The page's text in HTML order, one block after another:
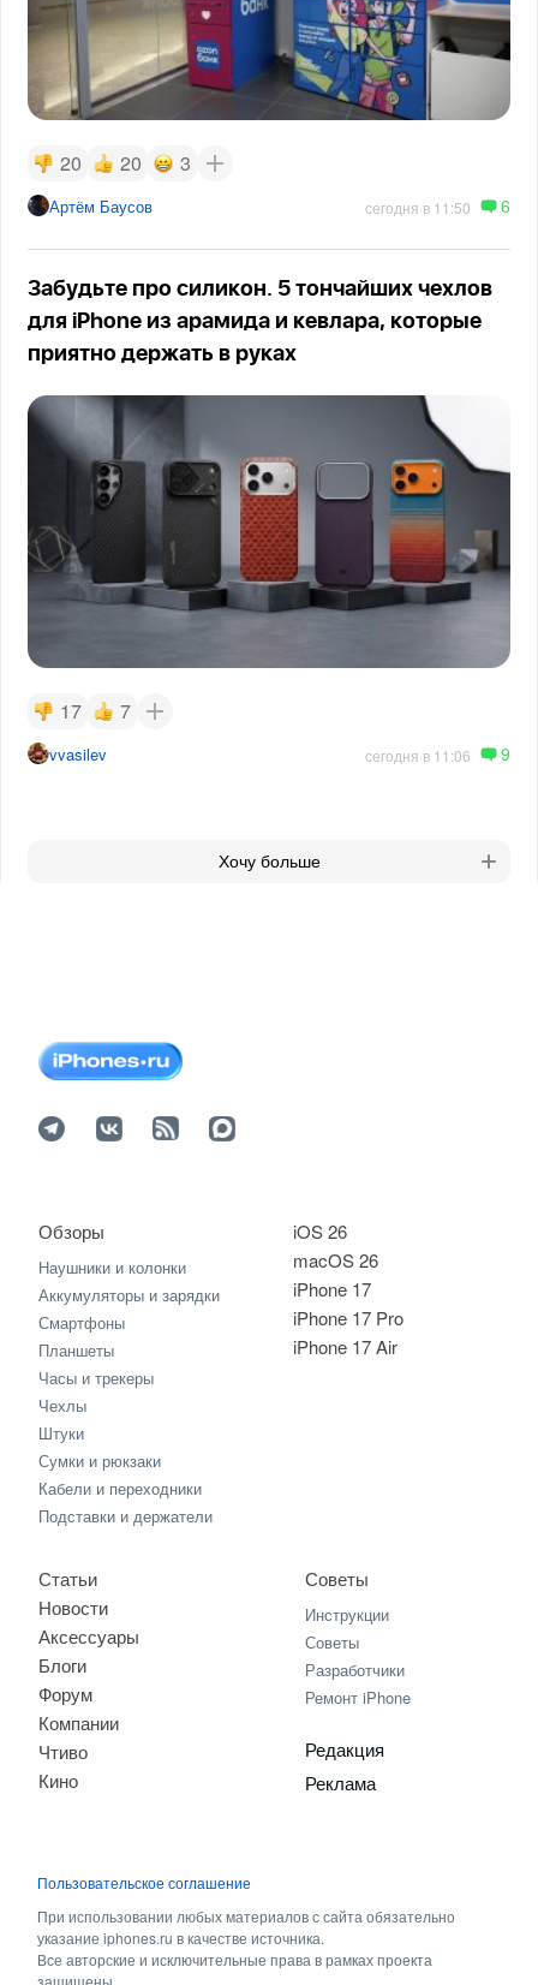
20 20 3
Артём Баусов сегодня в 11:50 6
Забудьте про силикон. 5 тончайших чехлов
для iPhone из арамида и кевлара, которые
приятно держать в руках
17 7
vvasilev сегодня в 11:06 9
Хочу больше
iOS 26
macOS 26
iPhone 17
iPhone 17 Pro
iPhone 17 Air
Обзоры
Наушники и колонки
Аккумуляторы и зарядки
Смартфоны
Планшеты
Часы и трекеры
Чехлы
Штуки
Сумки и рюкзаки
Кабели и переходники
Подставки и держатели
Статьи
Новости
Аксессуары
Блоги
Форум
Компании
Чтиво
Кино
Советы
Инструкции
Советы
Разработчики
Ремонт iPhone
Редакция
Реклама
Пользовательское соглашение
При использовании любых материалов с сайта обязательно
указание iphones.ru в качестве источника.
Все авторские и исключительные права в рамках проекта
защищены